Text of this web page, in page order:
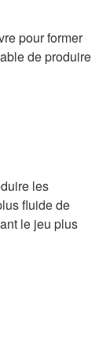
pour former
de produire
les
fluide de
le jeu plus